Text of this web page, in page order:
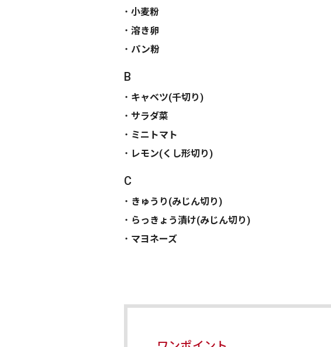
小麦粉
溶き卵
パン粉
B
キャベツ(千切り)
サラダ菜
ミニトマト
レモン(くし形切り)
C
きゅうり(みじん切り)
らっきょう漬け(みじん切り)
マヨネーズ